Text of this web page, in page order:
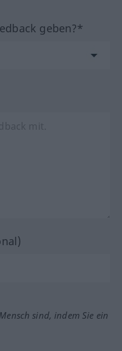
geben?*
sind, indem Sie ein